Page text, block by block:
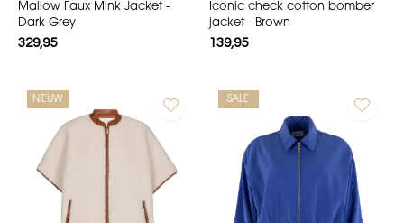
Mallow Faux Mink Jacket -
Dark Grey
329,95
Iconic check cotton bomber
jacket - Brown
139,95
NIEUW SALE